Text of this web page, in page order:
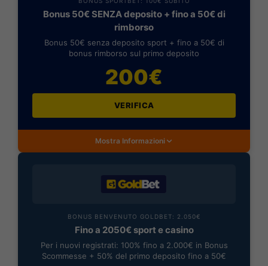
Bonus 50€ SENZA deposito + fino a 50€ di
rimborso
Bonus 50€ senza deposito sport + fino a 50€ di
bonus rimborso sul primo deposito
200€
VERIFICA
Mostra Informazioni
BONUS BENVENUTO GOLDBET: 2.050€
Fino a 2050€ sport e casino
Per i nuovi registrati: 100% fino a 2.000€ in Bonus
Scommesse + 50% del primo deposito fino a 50€